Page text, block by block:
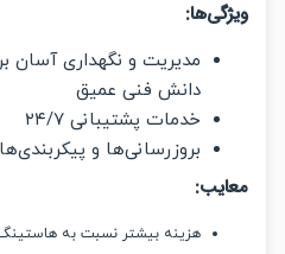
مدیریت و نگهداری آسان برای
دانش فنی عمیق
خدمات پشتیبانی ۲۴/۷
بروزرسانی‌ها و پیکربندی‌های
هزینه بیشتر نسبت به هاستینگ